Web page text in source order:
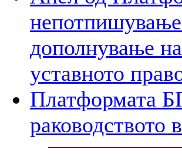
непотпишување
дополнување
уставното
Платформата